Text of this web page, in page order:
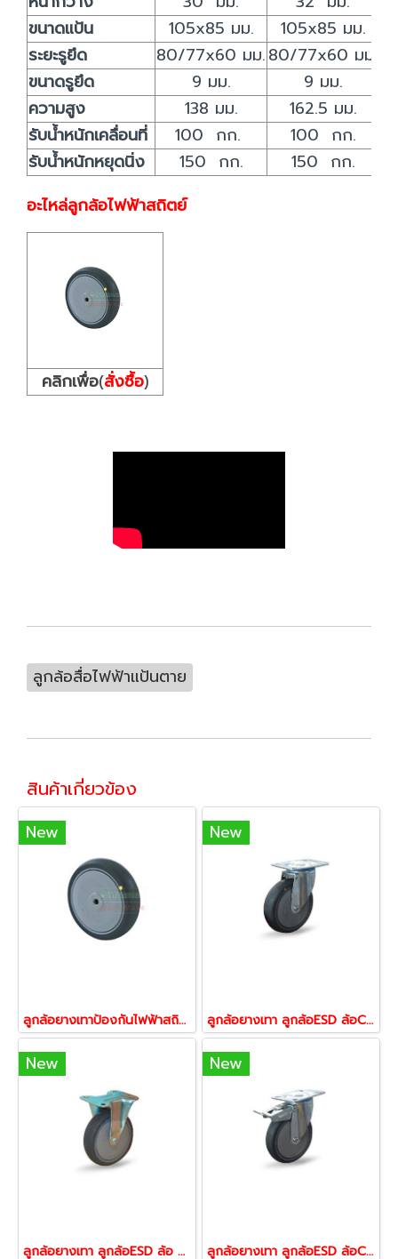
ขนาดแป้น
105x85 มม.
105x85 มม.
ระยะรูยึด
80/77x60 มม.80/77x60 มม.
ขนาดรูยึด
9 มม.
9 มม.
ความสูง
138 มม.
162.5 มม.
รับน้ำหนักเคลื่อนที่
100 กก.
100 กก.
รับน้ำหนักหยุดนิ่ง
150 กก.
150 กก.
อะไหล่ลูกล้อไฟฟ้าสถิตย์
คลิกเพื่อ(สั่งซื้อ)
ลูกล้อสื่อไฟฟ้าแป้นตาย
สินค้าเกี่ยวข้อง
New
ลูกล้อยางเทาป้องกันไฟฟ้าสถิตย์ ลูกล้อESD ล้อConductive (ลูกล้อเปล่า) PAREO
New
ลูกล้อยางเทา ลูกล้อESD ล้อConductive ป้องกันไฟฟ้าสถิตย์รับน้ำหนัก 100-150 กก.แบบแป้นหมุน
New
ลูกล้อยางเทา ลูกล้อESD ล้อ Conductive ป้องกันไฟฟ้าสถิตย์รับน้ำหนัก 100-150 กก. แบบแป้นตาย
New
ลูกล้อยางเทา ลูกล้อESD ล้อConductive ป้องกันไฟฟ้าสถิตย์รับน้ำหนัก 100-150 กก. แบบแป้นเบรก ยี่ห้อ Pareo